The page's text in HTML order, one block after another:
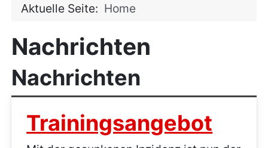
Aktuelle Seite: Home
Nachrichten
Nachrichten
Trainingsangebot